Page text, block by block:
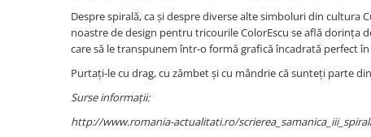
Despre spirală, ca și despre diverse alte simboluri din cultura
noastre de design pentru tricourile ColorEscu se află dorința
care să le transpunem într-o formă grafică încadrată perfect
Purtați-le cu drag, cu zâmbet și cu mândrie că sunteți parte
Surse informații:
http://www.romania-actualitati.ro/